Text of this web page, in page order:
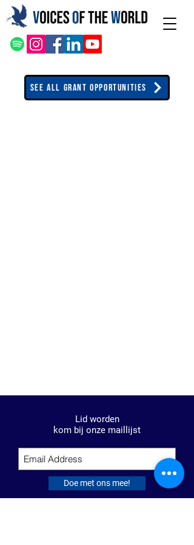
See All Grant Opportunities
Lid worden
kom bij onze maillijst
Doe met ons mee!